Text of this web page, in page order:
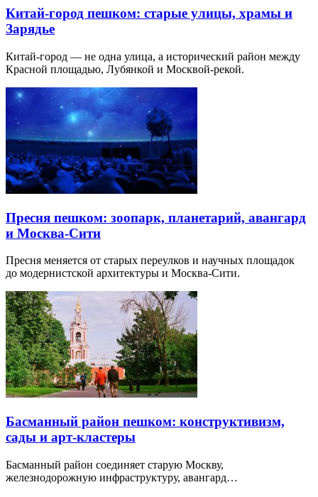
Китай-город пешком: старые улицы, храмы и
Зарядье
Китай-город — не одна улица, а исторический район между
Красной площадью, Лубянкой и Москвой-рекой.
Пресня пешком: зоопарк, планетарий, авангард
и Москва-Сити
Пресня меняется от старых переулков и научных площадок
до модернистской архитектуры и Москва-Сити.
Басманный район пешком: конструктивизм,
сады и арт-кластеры
Басманный район соединяет старую Москву,
железнодорожную инфраструктуру, авангард…